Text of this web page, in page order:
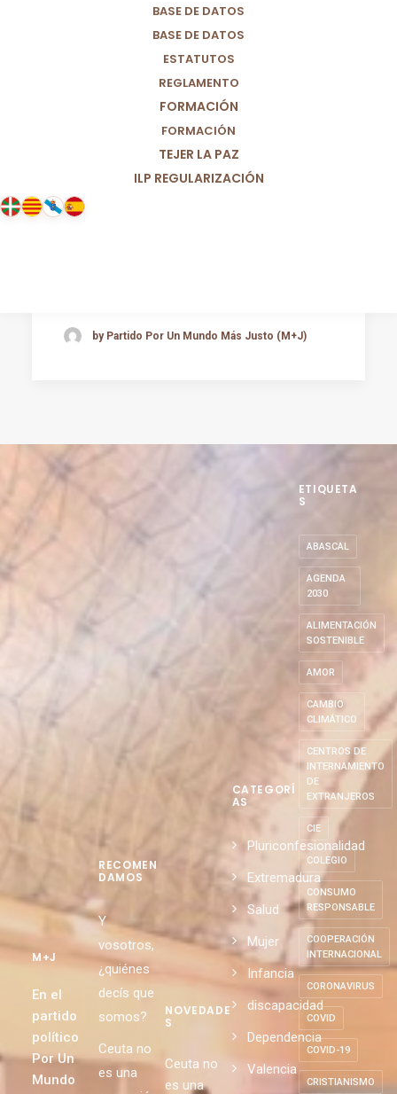
BASE DE DATOS
BASE DE DATOS
ESTATUTOS
REGLAMENTO
FORMACIÓN
FORMACIÓN
TEJER LA PAZ
ILP REGULARIZACIÓN
by Partido Por Un Mundo Más Justo (M+J)
M+J
En el
partido
político
Por Un
Mundo
RECOMEN
DAMOS
Y
vosotros,
¿quiénes
decís que
somos?
Ceuta no
es una
NOVEDADE
S
Ceuta no
es una
CATEGORÍ
AS
Pluriconfesionalidad
Extremadura
Salud
Mujer
Infancia
discapacidad
Dependencia
Valencia
ETIQUETA
S
ABASCAL
AGENDA
2030
ALIMENTACIÓN
SOSTENIBLE
AMOR
CAMBIO
CLIMÁTICO
CENTROS DE
INTERNAMIENTO
DE
EXTRANJEROS
CIE
COLEGIO
CONSUMO
RESPONSABLE
COOPERACIÓN
INTERNACIONAL
CORONAVIRUS
COVID
COVID-19
CRISTIANISMO